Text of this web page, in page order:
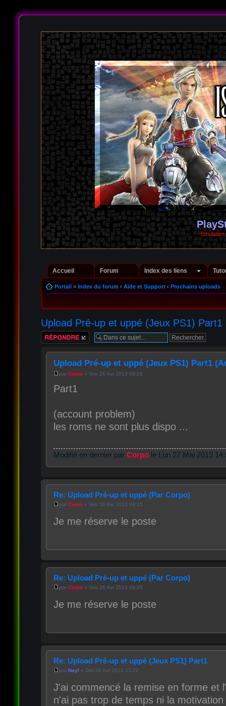
Accueil Forum Index des liens
Portail» Index du forum ‹ Aide et Support ‹ Prochains uploads
Upload Pré-up et uppé (Jeux PS1) Part1
Répondre
Upload Pré-up et uppé (Jeux PS1) Part1
par Corpo» Ven 26 Avr 2013 09:18
Part1
(account problem)
les roms ne sont plus dispo ...
Modifié en dernier par Corpole Lun 27 Mai 2013
Re: Upload Pré-up et uppé (Par Corpo)
par Corpo» Ven 26 Avr 2013 09:25
Je me réserve le poste
Re: Upload Pré-up et uppé (Par Corpo)
par Corpo» Ven 26 Avr 2013 09:25
Je me réserve le poste
Re: Upload Pré-up et uppé (Jeux PS1) Part1
par Nayl » Dim 28 Avr 2013 17:22
J'ai commencé la remise en forme et
n'ai pas trop de temps ni la